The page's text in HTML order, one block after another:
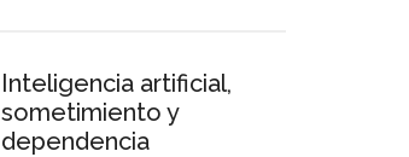
Inteligencia artificial,
sometimiento y
dependencia